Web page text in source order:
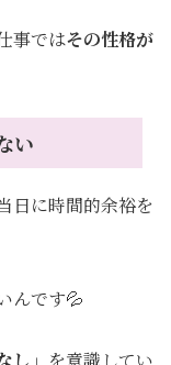
事ではその性格が
い
日に時間的余裕を
んです💦